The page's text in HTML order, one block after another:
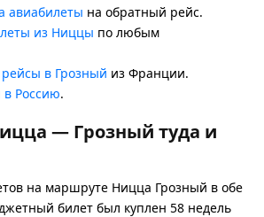
авиабилеты на обратный рейс.
из Ниццы по любым
в Грозный из Франции.
Россию.
— Грозный туда и
на маршруте Ницца Грозный в обе
билет был куплен 58 недель